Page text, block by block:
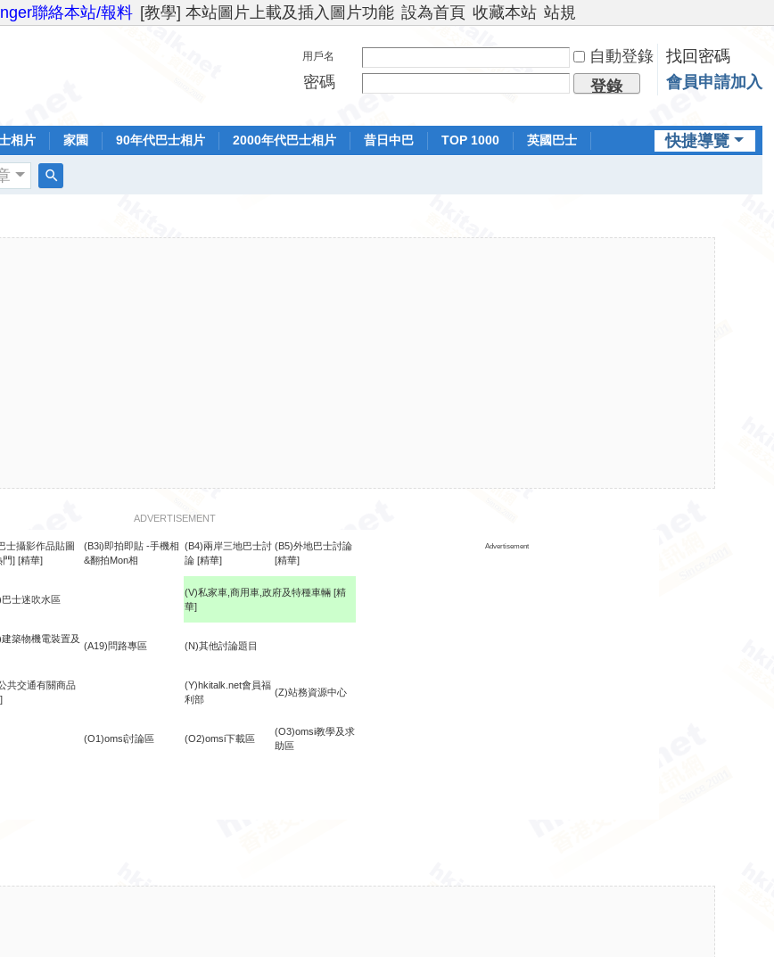
聯絡本站/報料 [教學] 本站圖片上載及插入圖片功能 設為首頁 收藏本站 站規
用戶名 自動登錄
找回密碼
密碼
登錄 會員申請加入
快捷導覽
相片 家園 90年代巴士相片 2000年代巴士相片 昔日中巴 TOP 1000
英國巴士
ADVERTISEMENT
士攝影作品貼圖
門] [精華]
(B3i)即拍即貼 -手機相
&翻拍Mon相
(B4)兩岸三地巴士討
論 [精華]
(B5)外地巴士討論
[精華]
Advertisement
士迷吹水區
(V)私家車,商用車,政府及特種車輛 [精
華]
築物機電裝置及
(A19)問路專區 (N)其他討論題目
共交通有關商品
(Y)hkitalk.net會員福
利部
(Z)站務資源中心
(O1)omsi討論區 (O2)omsi下載區
(O3)omsi教學及求
助區